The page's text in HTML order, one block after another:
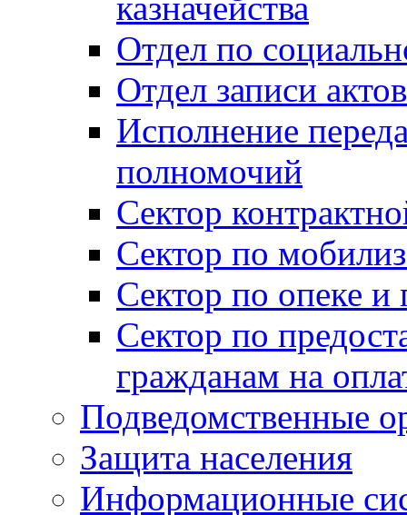
Отдел по
Отдел записи
Исполнение
полномочий
Сектор
Сектор по
Сектор по опеке и
Сектор по
гражданам на
Подведомственные
Защита населения
Информационные